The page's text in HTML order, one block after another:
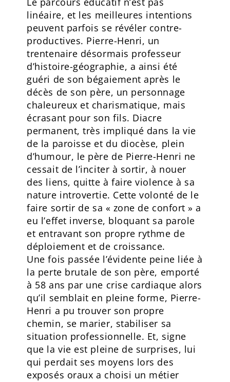
linéaire, et les meilleures intentions
peuvent parfois se révéler contre-
productives. Pierre-Henri, un
trentenaire désormais professeur
d’histoire-géographie, a ainsi été
guéri de son bégaiement après le
décès de son père, un personnage
chaleureux et charismatique, mais
écrasant pour son fils. Diacre
permanent, très impliqué dans la vie
de la paroisse et du diocèse, plein
d’humour, le père de Pierre-Henri ne
cessait de l’inciter à sortir, à nouer
des liens, quitte à faire violence à sa
nature introvertie. Cette volonté de le
faire sortir de sa « zone de confort » a
eu l’effet inverse, bloquant sa parole
et entravant son propre rythme de
déploiement et de croissance.
Une fois passée l’évidente peine liée à
la perte brutale de son père, emporté
à 58 ans par une crise cardiaque alors
qu’il semblait en pleine forme, Pierre-
Henri a pu trouver son propre
chemin, se marier, stabiliser sa
situation professionnelle. Et, signe
que la vie est pleine de surprises, lui
qui perdait ses moyens lors des
exposés oraux a choisi un métier